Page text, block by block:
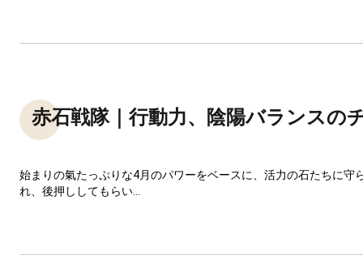
赤石戦隊｜行動力、陰陽バランスの
始まりの氣たっぷりな4月のパワーをベースに、活力の石たちに守
れ、後押ししてもらい...